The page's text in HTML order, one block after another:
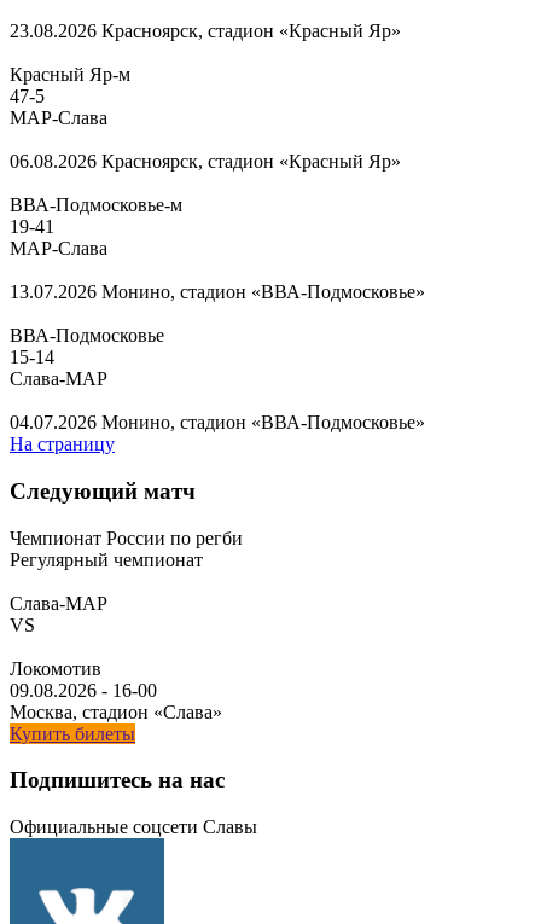
23.08.2026 Красноярск, стадион «Красный Яр»
Красный Яр-м
47-5
МАР-Слава
06.08.2026 Красноярск, стадион «Красный Яр»
ВВА-Подмосковье-м
19-41
МАР-Слава
13.07.2026 Монино, стадион «ВВА-Подмосковье»
ВВА-Подмосковье
15-14
Слава-МАР
04.07.2026 Монино, стадион «ВВА-Подмосковье»
На страницу
Следующий матч
Чемпионат России по регби
Регулярный чемпионат
Слава-МАР
VS
Локомотив
09.08.2026 - 16-00
Москва, стадион «Слава»
Купить билеты
Подпишитесь на нас
Официальные соцсети Славы